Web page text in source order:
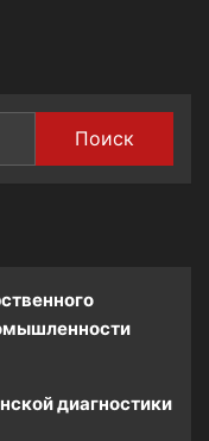
Поиск
диагностики